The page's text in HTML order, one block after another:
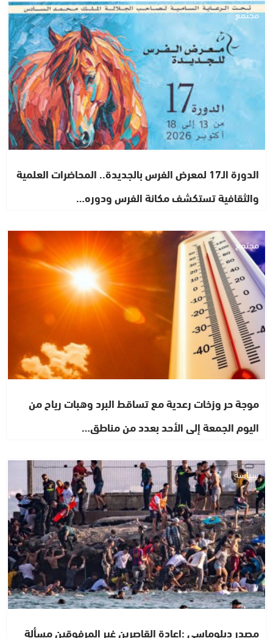
مجتمع
الدورة الـ17 لمعرض الفرس بالجديدة.. المحاضرات العلمية
والثقافية تستكشف مكانة الفرس ودوره…
مجتمع
موجة حر وزخات رعدية مع تساقط البرد وهبات رياح من
اليوم الجمعة إلى الأحد بعدد من مناطق…
سياسة
مصدر دبلوماسي :إعادة القاصرين غير المرفوقين مسألة